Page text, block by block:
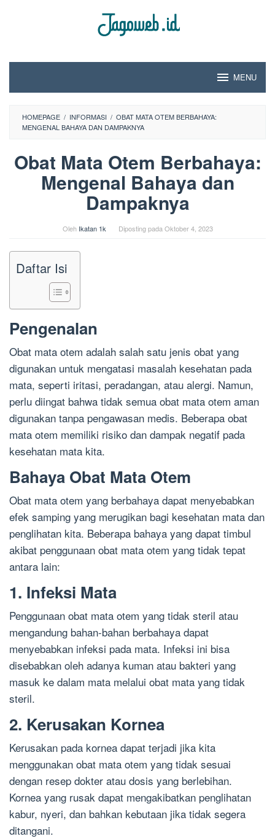
MENU
HOMEPAGE / INFORMASI / OBAT MATA OTEM BERBAHAYA:
MENGENAL BAHAYA DAN DAMPAKNYA
Obat Mata Otem Berbahaya:
Mengenal Bahaya dan
Dampaknya
Oleh Ikatan 1k Diposting pada Oktober 4, 2023
Daftar Isi
Pengenalan
Obat mata otem adalah salah satu jenis obat yang
digunakan untuk mengatasi masalah kesehatan pada
mata, seperti iritasi, peradangan, atau alergi. Namun,
perlu diingat bahwa tidak semua obat mata otem aman
digunakan tanpa pengawasan medis. Beberapa obat
mata otem memiliki risiko dan dampak negatif pada
kesehatan mata kita.
Bahaya Obat Mata Otem
Obat mata otem yang berbahaya dapat menyebabkan
efek samping yang merugikan bagi kesehatan mata dan
penglihatan kita. Beberapa bahaya yang dapat timbul
akibat penggunaan obat mata otem yang tidak tepat
antara lain:
1. Infeksi Mata
Penggunaan obat mata otem yang tidak steril atau
mengandung bahan-bahan berbahaya dapat
menyebabkan infeksi pada mata. Infeksi ini bisa
disebabkan oleh adanya kuman atau bakteri yang
masuk ke dalam mata melalui obat mata yang tidak
steril.
2. Kerusakan Kornea
Kerusakan pada kornea dapat terjadi jika kita
menggunakan obat mata otem yang tidak sesuai
dengan resep dokter atau dosis yang berlebihan.
Kornea yang rusak dapat mengakibatkan penglihatan
kabur, nyeri, dan bahkan kebutaan jika tidak segera
ditangani.